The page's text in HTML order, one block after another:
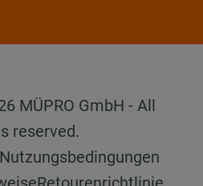
MÜPRO GmbH - All
reserved.
Nutzungsbedingungen